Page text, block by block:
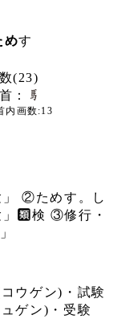
めす
(23)
：
内画数:13
②ためす。し
検 ③修行・
ウゲン)・試験
ゲン)・受験